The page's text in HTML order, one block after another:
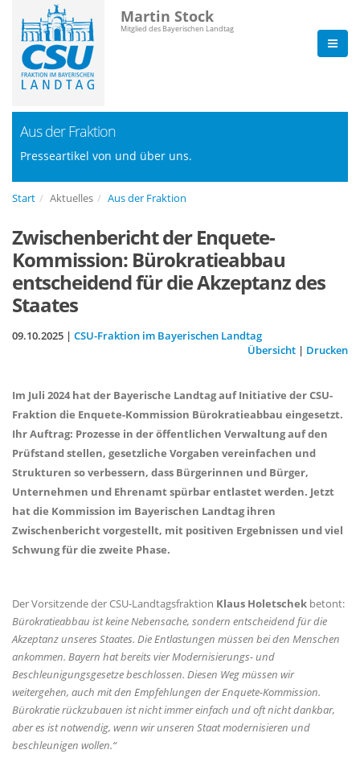
Martin Stock
Mitglied des Bayerischen Landtag
Aus der Fraktion
Presseartikel von und über uns.
Start Aktuelles Aus der Fraktion
Zwischenbericht der Enquete-
Kommission: Bürokratieabbau
entscheidend für die Akzeptanz des
Staates
09.10.2025 | CSU-Fraktion im Bayerischen Landtag
Übersicht | Drucken
Im Juli 2024 hat der Bayerische Landtag auf Initiative der CSU-
Fraktion die Enquete-Kommission Bürokratieabbau eingesetzt.
Ihr Auftrag: Prozesse in der öffentlichen Verwaltung auf den
Prüfstand stellen, gesetzliche Vorgaben vereinfachen und
Strukturen so verbessern, dass Bürgerinnen und Bürger,
Unternehmen und Ehrenamt spürbar entlastet werden. Jetzt
hat die Kommission im Bayerischen Landtag ihren
Zwischenbericht vorgestellt, mit positiven Ergebnissen und viel
Schwung für die zweite Phase.
Der Vorsitzende der CSU-Landtagsfraktion Klaus Holetschek betont:
Bürokratieabbau ist keine Nebensache, sondern entscheidend für die
Akzeptanz unseres Staates. Die Entlastungen müssen bei den Menschen
ankommen. Bayern hat bereits vier Modernisierungs- und
Beschleunigungsgesetze beschlossen. Diesen Weg müssen wir
weitergehen, auch mit den Empfehlungen der Enquete-Kommission.
Bürokratie rückzubauen ist nicht immer einfach und oft nicht dankbar,
aber es ist notwendig, wenn wir unseren Staat modernisieren und
beschleunigen wollen.“